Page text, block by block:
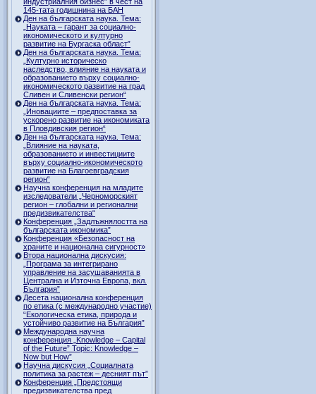
145-тата годишнина на БАН
Ден на българската наука. Тема:
„Науката – гарант за социално-
икономическото и културно
развитие на Бургаска област”
Ден на българската наука. Тема:
„Културно историческо
наследство, влияние на науката и
образованието върху социално-
икономическото развитие на град
Сливен и Сливенски регион“
Ден на българската наука. Тема:
„Иновациите – предпоставка за
ускорено развитие на икономиката
в Пловдивския регион“
Ден на българската наука. Тема:
„Влияние на науката,
образованието и инвестициите
върху социално-икономическото
развитие на Благоевградския
регион“
Научна конференция на младите
изследователи „Черноморският
регион – глобални и регионални
предизвикателства“
Конференция „Задлъжнялостта на
българската икономика”
Конференция «Безопасност на
храните и национална сигурност»
Втора национална дискусия:
„Програма за интегрирано
управление на засушаванията в
Централна и Източна Европа, вкл.
България”
Десета национална конференция
по етика (с международно участие)
“Екологическа етика, природа и
устойчиво развитие на България”
Международна научна
конференция „Knowledge – Capital
of the Future” Topic: Knowledge –
Now but How”
Научна дискусия „Социалната
политика за растеж – десният път”
Конференция „Предстоящи
предизвикателства пред